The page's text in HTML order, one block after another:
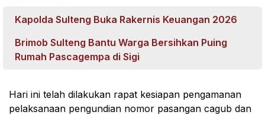
Kapolda Sulteng Buka Rakernis Keuangan 2026
Brimob Sulteng Bantu Warga Bersihkan Puing
Rumah Pascagempa di Sigi
Hari ini telah dilakukan rapat kesiapan pengamanan
pelaksanaan pengundian nomor pasangan cagub dan